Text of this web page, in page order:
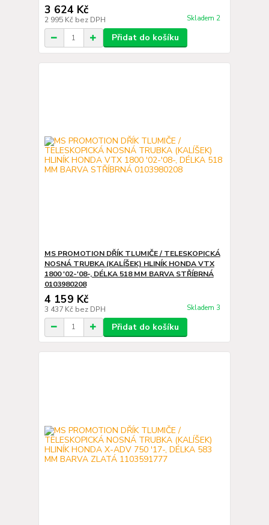
3 624 Kč
2 995 Kč bez DPH Skladem 2
Přidat do košíku
MS PROMOTION DŘÍK TLUMIČE / TELESKOPICKÁ
NOSNÁ TRUBKA (KALÍŠEK) HLINÍK HONDA VTX
1800 '02-'08-, DÉLKA 518 MM BARVA STŘÍBRNÁ
0103980208
4 159 Kč
3 437 Kč bez DPH Skladem 3
Přidat do košíku